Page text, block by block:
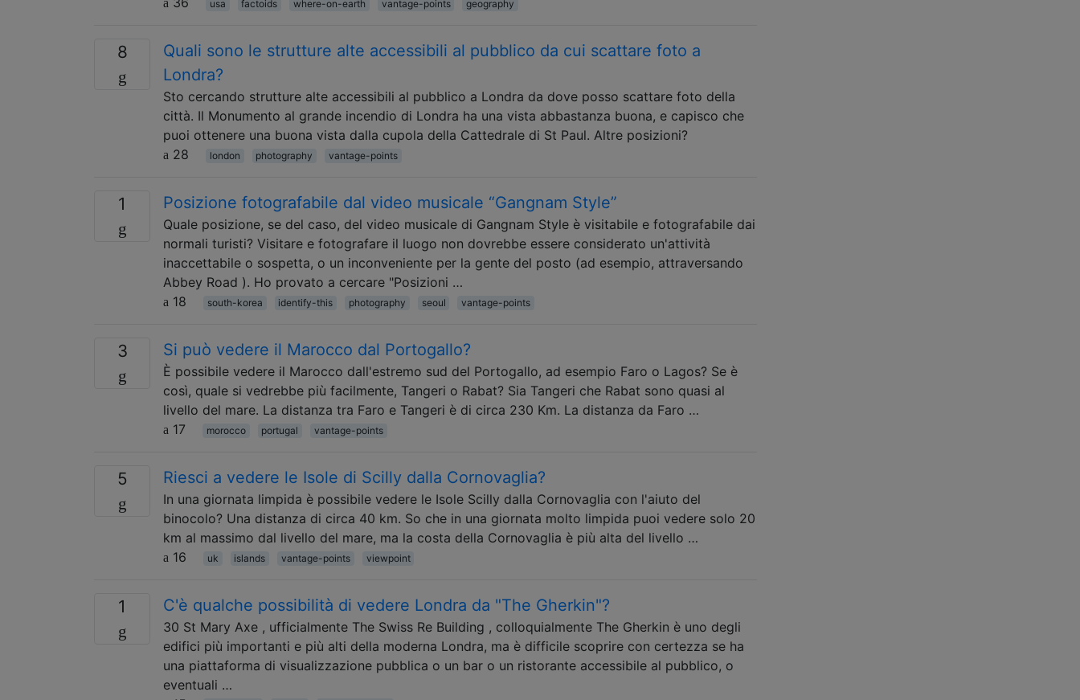
usa factoids where-on-earth vantage-points geography
8
Quali sono le strutture alte accessibili al pubblico da cui scattare foto a
Londra?
Sto cercando strutture alte accessibili al pubblico a Londra da dove posso scattare foto della
città. Il Monumento al grande incendio di Londra ha una vista abbastanza buona, e capisco che
puoi ottenere una buona vista dalla cupola della Cattedrale di St Paul. Altre posizioni?
28
london photography vantage-points
1 Posizione fotografabile dal video musicale “Gangnam Style”
Quale posizione, se del caso, del video musicale di Gangnam Style è visitabile e fotografabile dai
normali turisti? Visitare e fotografare il luogo non dovrebbe essere considerato un'attività
inaccettabile o sospetta, o un inconveniente per la gente del posto (ad esempio, attraversando
Abbey Road ). Ho provato a cercare "Posizioni …
18
south-korea identify-this photography seoul vantage-points
3 Si può vedere il Marocco dal Portogallo?
È possibile vedere il Marocco dall'estremo sud del Portogallo, ad esempio Faro o Lagos? Se è
così, quale si vedrebbe più facilmente, Tangeri o Rabat? Sia Tangeri che Rabat sono quasi al
livello del mare. La distanza tra Faro e Tangeri è di circa 230 Km. La distanza da Faro …
17
morocco portugal vantage-points
5 Riesci a vedere le Isole di Scilly dalla Cornovaglia?
In una giornata limpida è possibile vedere le Isole Scilly dalla Cornovaglia con l'aiuto del
binocolo? Una distanza di circa 40 km. So che in una giornata molto limpida puoi vedere solo 20
km al massimo dal livello del mare, ma la costa della Cornovaglia è più alta del livello …
16
uk islands vantage-points viewpoint
1 C'è qualche possibilità di vedere Londra da "The Gherkin"?
30 St Mary Axe , ufficialmente The Swiss Re Building , colloquialmente The Gherkin è uno degli
edifici più importanti e più alti della moderna Londra, ma è difficile scoprire con certezza se ha
una piattaforma di visualizzazione pubblica o un bar o un ristorante accessibile al pubblico, o
eventuali …